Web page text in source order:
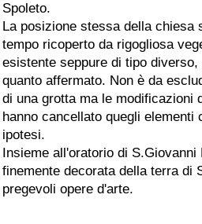
Spoleto.
La posizione stessa della chiesa
tempo ricoperto da rigogliosa
esistente seppure di tipo
quanto affermato. Non è da
di una grotta ma le modificazioni
hanno cancellato quegli
ipotesi.
Insieme all'oratorio di
finemente decorata della terra di
pregevoli opere d'arte.